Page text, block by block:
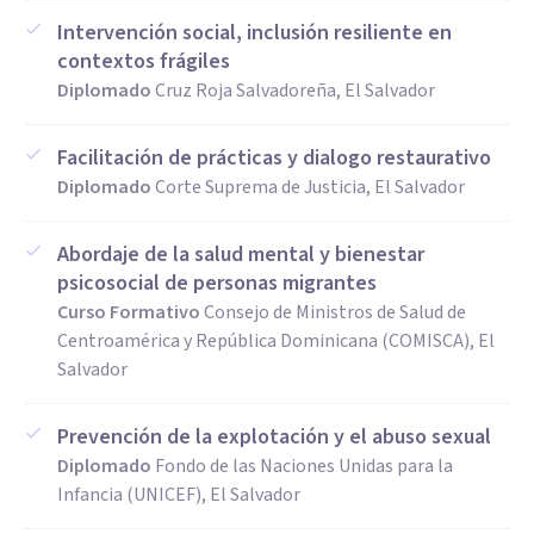
Intervención social, inclusión resiliente en
contextos frágiles
DiplomadoCruz Roja Salvadoreña, El Salvador
Facilitación de prácticas y dialogo restaurativo
DiplomadoCorte Suprema de Justicia, El Salvador
Abordaje de la salud mental y bienestar
psicosocial de personas migrantes
Curso FormativoConsejo de Ministros de Salud de
Centroamérica y República Dominicana (COMISCA), El
Salvador
Prevención de la explotación y el abuso sexual
Diplomado Fondo de las Naciones Unidas para la
Infancia (UNICEF), El Salvador